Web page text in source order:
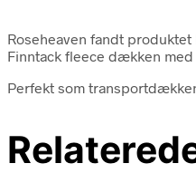
Roseheaven fandt
Finntack fleece dækken med
Perfekt som